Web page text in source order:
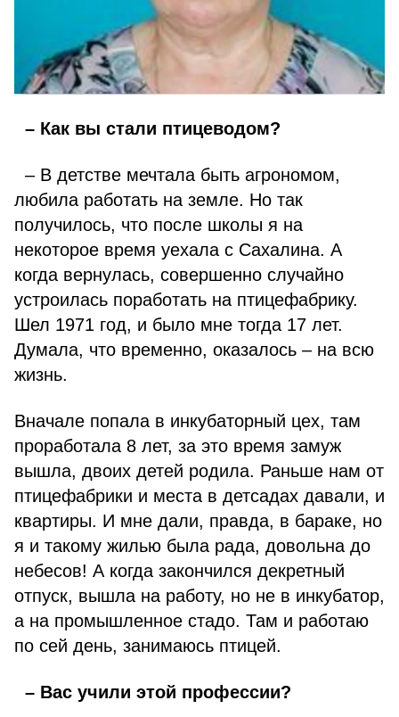
– Как вы стали птицеводом?
– В детстве мечтала быть агрономом,
любила работать на земле. Но так
получилось, что после школы я на
некоторое время уехала с Сахалина. А
когда вернулась, совершенно случайно
устроилась поработать на птицефабрику.
Шел 1971 год, и было мне тогда 17 лет.
Думала, что временно, оказалось – на всю
жизнь.
Вначале попала в инкубаторный цех, там
проработала 8 лет, за это время замуж
вышла, двоих детей родила. Раньше нам от
птицефабрики и места в детсадах давали, и
квартиры. И мне дали, правда, в бараке, но
я и такому жилью была рада, довольна до
небесов! А когда закончился декретный
отпуск, вышла на работу, но не в инкубатор,
а на промышленное стадо. Там и работаю
по сей день, занимаюсь птицей.
– Вас учили этой профессии?